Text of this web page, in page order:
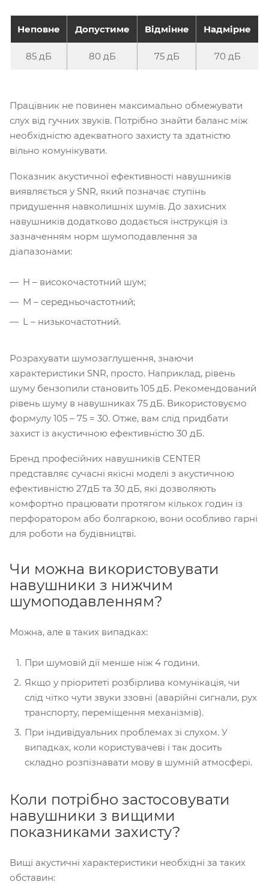
Неповне Допустиме Відмінне Надмірне
85 дБ 80 дБ 75 дБ 70 дБ
Працівник не повинен максимально обмежувати
слух від гучних звуків. Потрібно знайти баланс між
необхідністю адекватного захисту та здатністю
вільно комунікувати.
Показник акустичної ефективності навушників
виявляється у SNR, який позначає ступінь
придушення навколишніх шумів. До захисних
навушників додатково додається інструкція із
зазначенням норм шумоподавлення за
діапазонами:
H – високочастотний шум;
М – середньочастотний;
L – низькочастотний.
Розрахувати шумозаглушення, знаючи
характеристики SNR, просто. Наприклад, рівень
шуму бензопили становить 105 дБ. Рекомендований
рівень шуму в навушниках 75 дБ. Використовуємо
формулу 105 – 75 = 30. Отже, вам слід придбати
захист із акустичною ефективністю 30 дБ.
Бренд професійних навушників CENTER
представляє сучасні якісні моделі з акустичною
ефективністю 27дБ та 30 дБ, які дозволяють
комфортно працювати протягом кількох годин із
перфоратором або болгаркою, вони особливо гарні
для роботи на будівництві.
Чи можна використовувати
навушники з нижчим
шумоподавленням?
Можна, але в таких випадках:
При шумовій дії менше ніж 4 години.
Якщо у пріоритеті розбірлива комунікація, чи
слід чітко чути звуки ззовні (аварійні сигнали, рух
транспорту, переміщення механізмів).
При індивідуальних проблемах зі слухом. У
випадках, коли користувачеві і так досить
складно розпізнавати мову в шумній атмосфері.
Коли потрібно застосовувати
навушники з вищими
показниками захисту?
Вищі акустичні характеристики необхідні за таких
обставин: